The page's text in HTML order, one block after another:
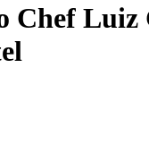
Chef